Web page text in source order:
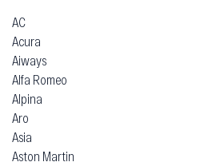
AC
Acura
Aiways
Alfa Romeo
Alpina
Aro
Asia
Aston Martin